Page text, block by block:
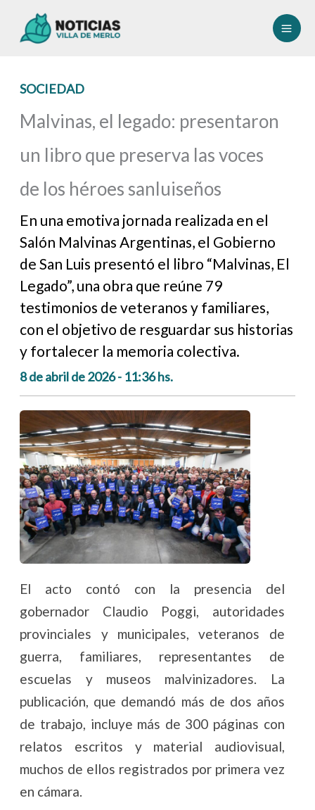
SOCIEDAD
Malvinas, el legado: presentaron
un libro que preserva las voces
de los héroes sanluiseños
En una emotiva jornada realizada en el
Salón Malvinas Argentinas, el Gobierno
de San Luis presentó el libro “Malvinas, El
Legado”, una obra que reúne 79
testimonios de veteranos y familiares,
con el objetivo de resguardar sus historias
y fortalecer la memoria colectiva.
8 de abril de 2026 - 11:36 hs.
El acto contó con la presencia del
gobernador Claudio Poggi, autoridades
provinciales y municipales, veteranos de
guerra, familiares, representantes de
escuelas y museos malvinizadores. La
publicación, que demandó más de dos años
de trabajo, incluye más de 300 páginas con
relatos escritos y material audiovisual,
muchos de ellos registrados por primera vez
en cámara.